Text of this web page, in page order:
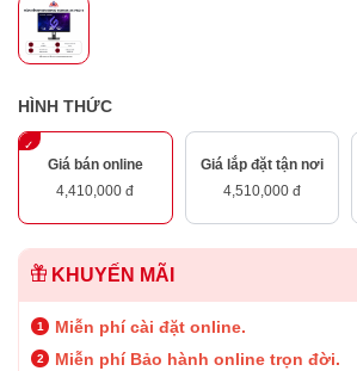
HÌNH THỨC
Giá bán online
4,410,000 đ
Giá lắp đặt tận nơi
4,510,000 đ
KHUYẾN MÃI
Miễn phí cài đặt online.
Miễn phí Bảo hành online trọn đời.